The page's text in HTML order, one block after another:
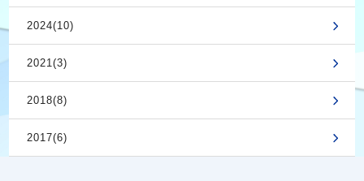
2024(10)
2021(3)
2018(8)
2017(6)